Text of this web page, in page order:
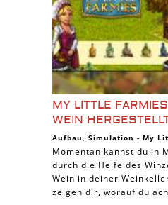
MY LITTLE
WEIN
Aufbau, Simulation - My
Momentan kannst du in
durch die Helfe des
Wein in deiner
zeigen dir, worauf du